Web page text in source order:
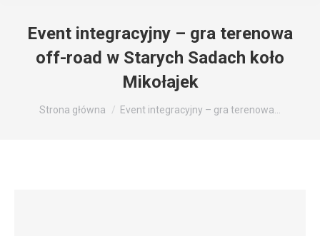
Event integracyjny – gra terenowa
off-road w Starych Sadach koło
Mikołajek
Jesteś tutaj:
Strona główna Event integracyjny – gra terenowa…